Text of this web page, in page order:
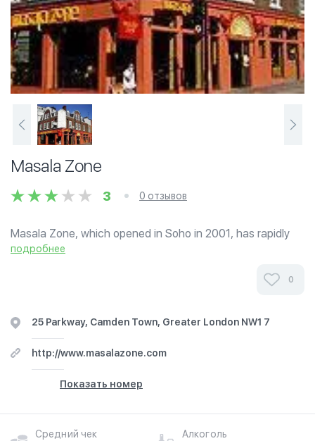
Masala Zone
3 0 отзывов
Masala Zone, which opened in Soho in 2001, has rapidly
became one of the most popular Indian restaurants in the
подробнее
0
25 Parkway, Camden Town, Greater London NW1 7
http://www.masalazone.com
Показать номер
Средний чек
Алкоголь